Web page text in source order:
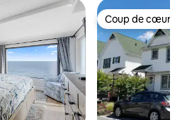
Coup de cœur
Coup de cœur